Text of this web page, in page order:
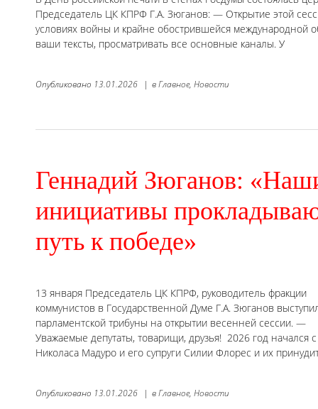
Председатель ЦК КПРФ Г.А. Зюганов: — Открытие этой
условиях войны и крайне обострившейся международной
ваши тексты, просматривать все основные каналы. У
Опубликовано 13.01.2026 | вГлавное, Новости
Геннадий Зюганов:
инициативы
путь к победе»
13 января Председатель ЦК КПРФ, руководитель фракции
коммунистов в Государственной Думе Г.А. Зюганов
парламентской трибуны на открытии весенней сессии. —
Уважаемые депутаты, товарищи, друзья! 2026 год начался
Николаса Мадуро и его супруги Силии Флорес и их
Опубликовано 13.01.2026 | вГлавное, Новости